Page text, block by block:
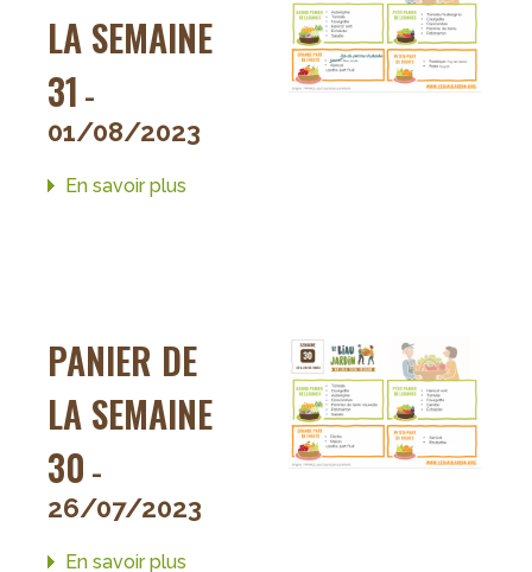
LA SEMAINE
31 -
01/08/2023
En savoir plus
PANIER DE
LA SEMAINE
30 -
26/07/2023
En savoir plus